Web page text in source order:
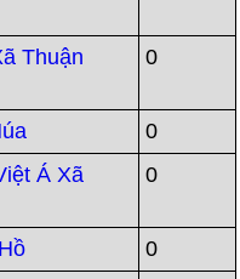
Thuận
0
0
Á Xã
0
0